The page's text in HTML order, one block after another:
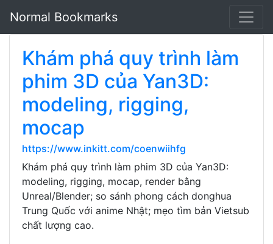
Normal Bookmarks
Khám phá quy trình làm
phim 3D của Yan3D:
modeling, rigging,
mocap
https://www.inkitt.com/coenwiihfg
Khám phá quy trình làm phim 3D của Yan3D:
modeling, rigging, mocap, render bằng
Unreal/Blender; so sánh phong cách donghua
Trung Quốc với anime Nhật; mẹo tìm bản Vietsub
chất lượng cao.